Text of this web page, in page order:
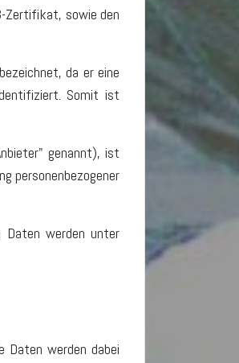
Zertifikat, sowie den
da er eine
Somit ist
genannt), ist
personenbezogener
Daten werden unter
Daten werden dabei